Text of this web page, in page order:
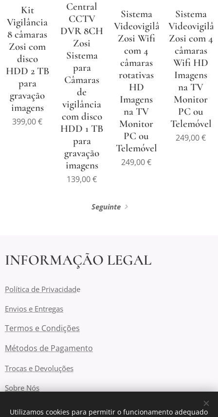
Kit
Vigilância
8 câmaras
Zosi com
disco
HDD 2 TB
para
gravação
imagens
399,00€
Central
CCTV
DVR 8CH
Zosi
Sistema
para
Câmaras
de
vigilância
com disco
HDD 1 TB
para
gravação
imagens
139,00€
Sistema
Videovigilância
Zosi Wifi
com 4
câmaras
rotativas
HD
Imagens
na TV
Monitor
PC ou
Telemóvel
249,00€
Sistema
Zosi com 4
câmaras
Wifi HD
Imagens
na TV
Monitor
PC ou
Telemóvel
249,00€
Seguinte
INFORMAÇÃO LEGAL
Política de Privacidade
Envios e Entregas
Termos e Condições
Métodos de Pagamento
Trocas e Devoluções
Sobre Nós
Livro de Reclamações online
Utilizamos cookies para permitir o funcionamento adequado